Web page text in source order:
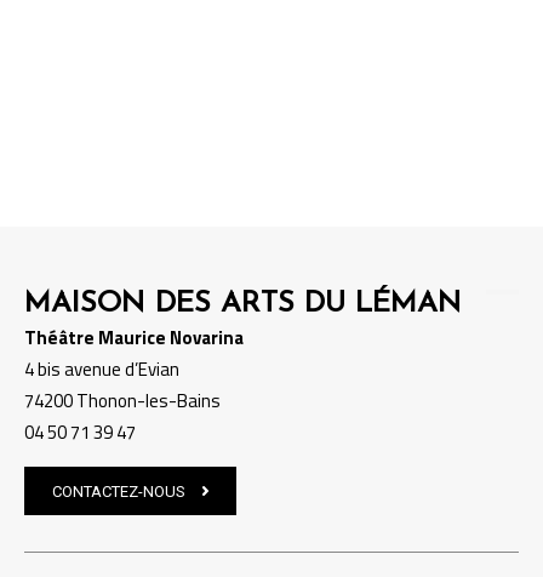
MAISON DES ARTS DU LÉMAN
Théâtre Maurice Novarina
4 bis avenue d’Evian
74200 Thonon-les-Bains
04 50 71 39 47
CONTACTEZ-NOUS